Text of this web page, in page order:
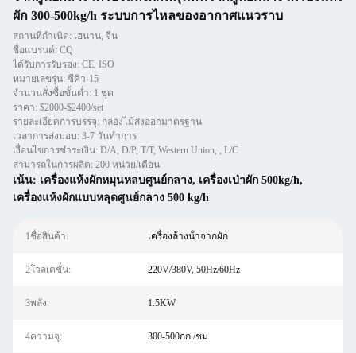
ผัก 300-500kg/h ระบบการไหลของอากาศแนวราบ
สถานที่กำเนิด: เฮนาน, จีน
ชื่อแบรนด์: CQ
ได้รับการรับรอง: CE, ISO
หมายเลขรุ่น: ซีคิว-15
จำนวนสั่งซื้อขั้นต่ำ: 1 ชุด
ราคา: $2000-$2400/set
รายละเอียดการบรรจุ: กล่องไม้ส่งออกมาตรฐาน
เวลาการส่งมอบ: 3-7 วันทำการ
เงื่อนไขการชำระเงิน: D/A, D/P, T/T, Western Union, , L/C
สามารถในการผลิต: 200 หน่วย/เดือน
เน้น: เครื่องแห้งผักหมุนหลบศูนย์กลาง, เครื่องเป่าผัก 500kg/h,
เครื่องแห้งผักแบบหลุดศูนย์กลาง 500 kg/h
1ชื่อสินค้า: เครื่องล้างน้ําจากผัก
2โวลเตชั่น: 220V/380V, 50Hz/60Hz
3พลัง: 1.5KW
4ความจุ: 300-500กก./ชม